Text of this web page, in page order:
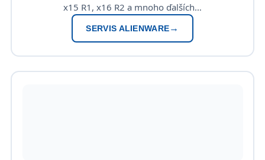
x15 R1, x16 R2 a mnoho ďalších…
SERVIS ALIENWARE